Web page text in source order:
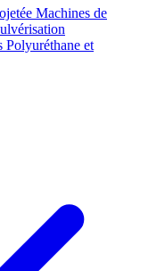
Machines de
Polyuréthane et